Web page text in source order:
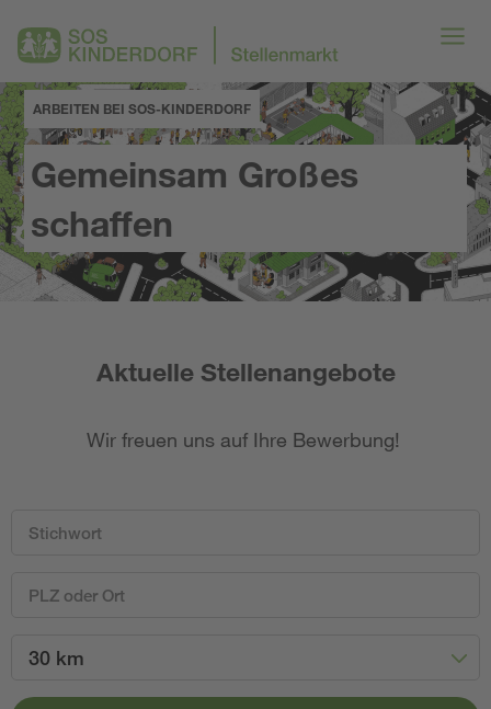
ARBEITEN BEI SOS-KINDERDORF
Gemeinsam Großes
schaffen
Aktuelle Stellenangebote
Wir freuen uns auf Ihre Bewerbung!
30 km